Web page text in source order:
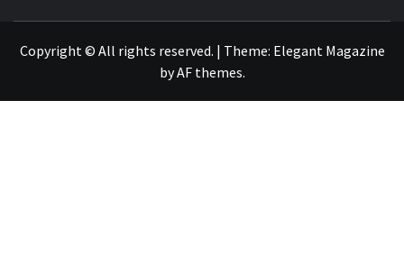
Copyright © All rights reserved. | Theme: Elegant Magazine
byAF themes.